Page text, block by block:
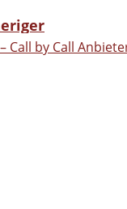
Call by Call